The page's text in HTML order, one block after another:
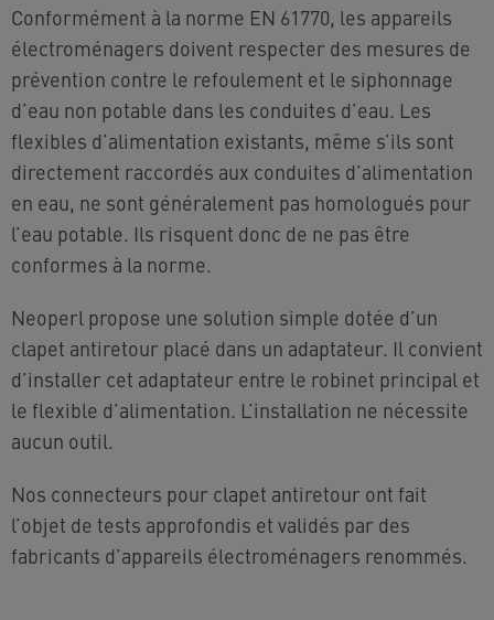
Conformément à la norme EN 61770, les appareils
électroménagers doivent respecter des mesures de
prévention contre le refoulement et le siphonnage
d’eau non potable dans les conduites d’eau. Les
flexibles d’alimentation existants, même s’ils sont
directement raccordés aux conduites d’alimentation
en eau, ne sont généralement pas homologués pour
l’eau potable. Ils risquent donc de ne pas être
conformes à la norme.
Neoperl propose une solution simple dotée d’un
clapet antiretour placé dans un adaptateur. Il convient
d’installer cet adaptateur entre le robinet principal et
le flexible d’alimentation. L’installation ne nécessite
aucun outil.
Nos connecteurs pour clapet antiretour ont fait
l’objet de tests approfondis et validés par des
fabricants d’appareils électroménagers renommés.